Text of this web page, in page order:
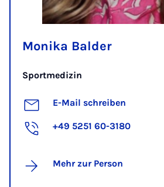
Monika Balder
Sportmedizin
E-Mail schreiben
+49 5251 60-3180
Mehr zur Person